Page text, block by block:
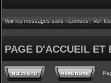
Voir les messages sans réponses|Voir
PAGE D'ACCUEIL ET